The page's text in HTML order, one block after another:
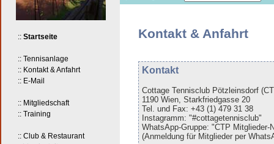
:: Startseite
:: Tennisanlage
:: Kontakt & Anfahrt
:: E-Mail
:: Mitgliedschaft
:: Training
:: Club & Restaurant
Kontakt & Anfahrt
Kontakt
Cottage Tennisclub Pötzleinsdorf
1190 Wien, Starkfriedgasse 20
Tel. und Fax: +43 (1) 479 31 38
Instagramm: "#cottagetennisclub"
WhatsApp-Gruppe: "CTP Mitglieder-
(Anmeldung für Mitglieder per